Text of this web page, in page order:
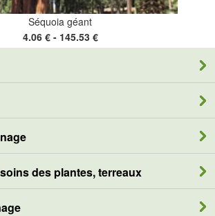
Séquoia géant
4.06 € - 145.53 €
des plantes, terreaux